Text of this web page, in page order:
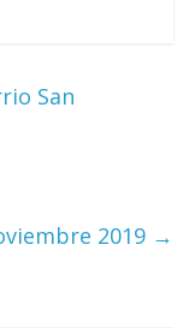
San
2019 →